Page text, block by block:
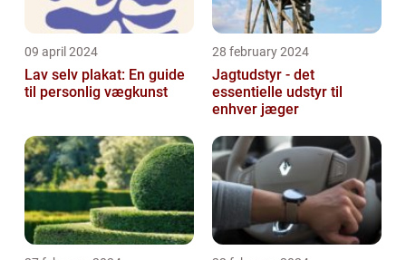
09 april 2024
Lav selv plakat: En guide
til personlig vægkunst
28 february 2024
Jagtudstyr - det
essentielle udstyr til
enhver jæger